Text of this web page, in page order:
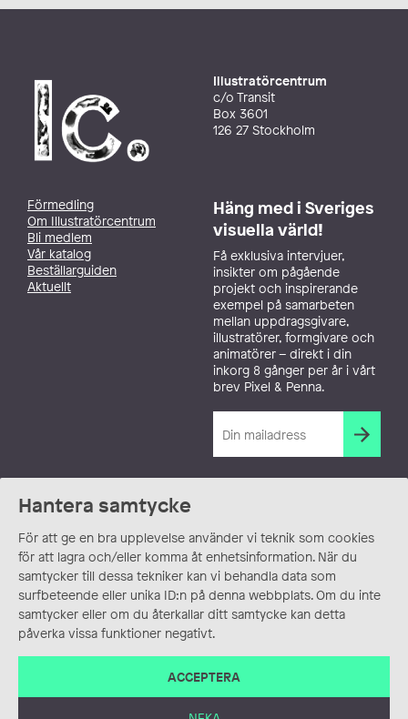
Hantera samtycke
För att ge en bra upplevelse använder vi teknik som cookies
för att lagra och/eller komma åt enhetsinformation. När du
samtycker till dessa tekniker kan vi behandla data som
surfbeteende eller unika ID:n på denna webbplats. Om du inte
samtycker eller om du återkallar ditt samtycke kan detta
påverka vissa funktioner negativt.
ACCEPTERA
Illustratörcentrum
c/o Transit
Box 3601
126 27 Stockholm
Förmedling
Om Illustratörcentrum
Bli medlem
Vår katalog
Beställarguiden
Aktuellt
Häng med i Sveriges
visuella värld!
Få exklusiva intervjuer,
insikter om pågående
projekt och inspirerande
exempel på samarbeten
mellan uppdragsgivare,
illustratörer, formgivare och
animatörer – direkt i din
inkorg 8 gånger per år i vårt
brev Pixel & Penna.